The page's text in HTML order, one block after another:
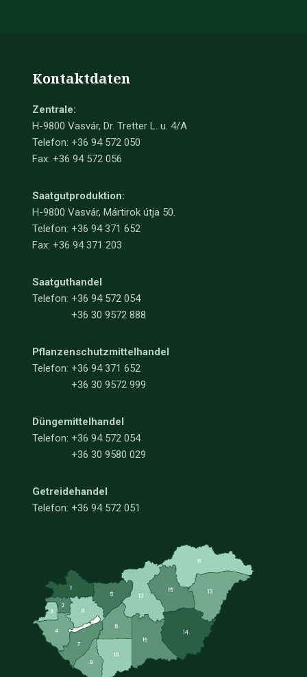
Kontaktdaten
Zentrale:
H-9800 Vasvár, Dr. Tretter L. u. 4/A
Telefon: +36 94 572 050
Fax: +36 94 572 056
Saatgutproduktion:
H-9800 Vasvár, Mártirok útja 50.
Telefon: +36 94 371 652
Fax: +36 94 371 203
Saatguthandel
Telefon: +36 94 572 054
+36 30 9572 888
Pflanzenschutzmittelhandel
Telefon: +36 94 371 652
+36 30 9572 999
Düngemittelhandel
Telefon: +36 94 572 054
+36 30 9580 029
Getreidehandel
Telefon: +36 94 572 051